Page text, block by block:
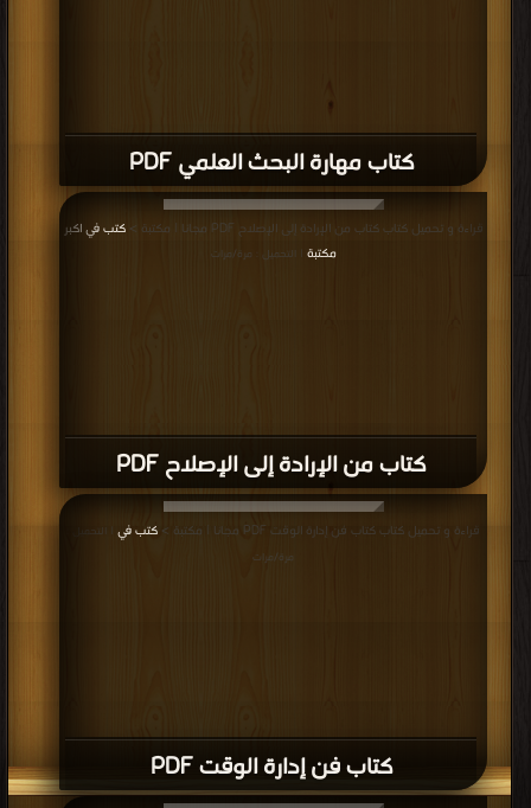
كتاب مهارة البحث العلمي PDF
كتاب من الإرادة إلى الإصلاح PDF
قراءة و تحميل كتاب كتاب من الإرادة إلى الإصلاح PDF مجانا | مكتبة >
كتب في اكبر
مكتبة
| التحميل : مرة/مرات
كتاب فن إدارة الوقت PDF
قراءة و تحميل كتاب كتاب فن إدارة الوقت PDF مجانا | مكتبة > كتب في
| التحميل :
مرة/مرات